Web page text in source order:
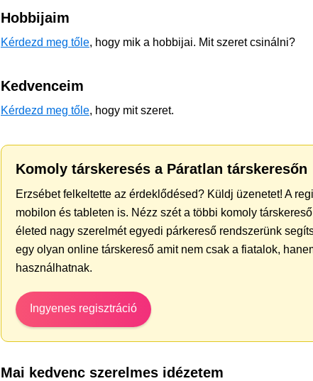
Hobbijaim
Kérdezd meg tőle, hogy mik a hobbijai. Mit szeret csinálni?
Kedvenceim
Kérdezd meg tőle, hogy mit szeret.
Komoly társkeresés a Páratlan társkeresőn
Erzsébet felkeltette az érdeklődésed? Küldj üzenetet! A
mobilon és tableten is. Nézz szét a többi komoly
életed nagy szerelmét egyedi párkereső rendszerünk
egy olyan online társkereső amit nem csak a fiatalok,
használhatnak.
Ingyenes regisztráció
Mai kedvenc szerelmes idézetem